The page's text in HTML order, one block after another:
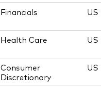
Financials US
Health Care US
Consumer
Discretionary
US